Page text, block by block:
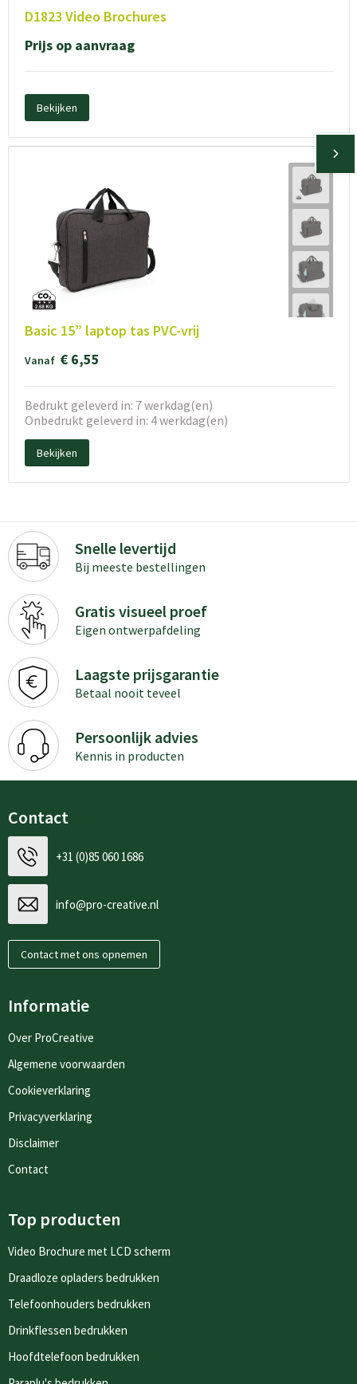
D1823 Video Brochures
Prijs op aanvraag
Bekijken
Basic 15” laptop tas PVC-vrij
Vanaf € 6,55
Bedrukt geleverd in: 7 werkdag(en)
Onbedrukt geleverd in: 4 werkdag(en)
Bekijken
Snelle levertijd
Bij meeste bestellingen
Gratis visueel proef
Eigen ontwerpafdeling
Laagste prijsgarantie
Betaal nooit teveel
Persoonlijk advies
Kennis in producten
Contact
+31 (0)85 060 1686
info@pro-creative.nl
Contact met ons opnemen
Informatie
Over ProCreative
Algemene voorwaarden
Cookieverklaring
Privacyverklaring
Disclaimer
Contact
Top producten
Video Brochure met LCD scherm
Draadloze opladers bedrukken
Telefoonhouders bedrukken
Drinkflessen bedrukken
Hoofdtelefoon bedrukken